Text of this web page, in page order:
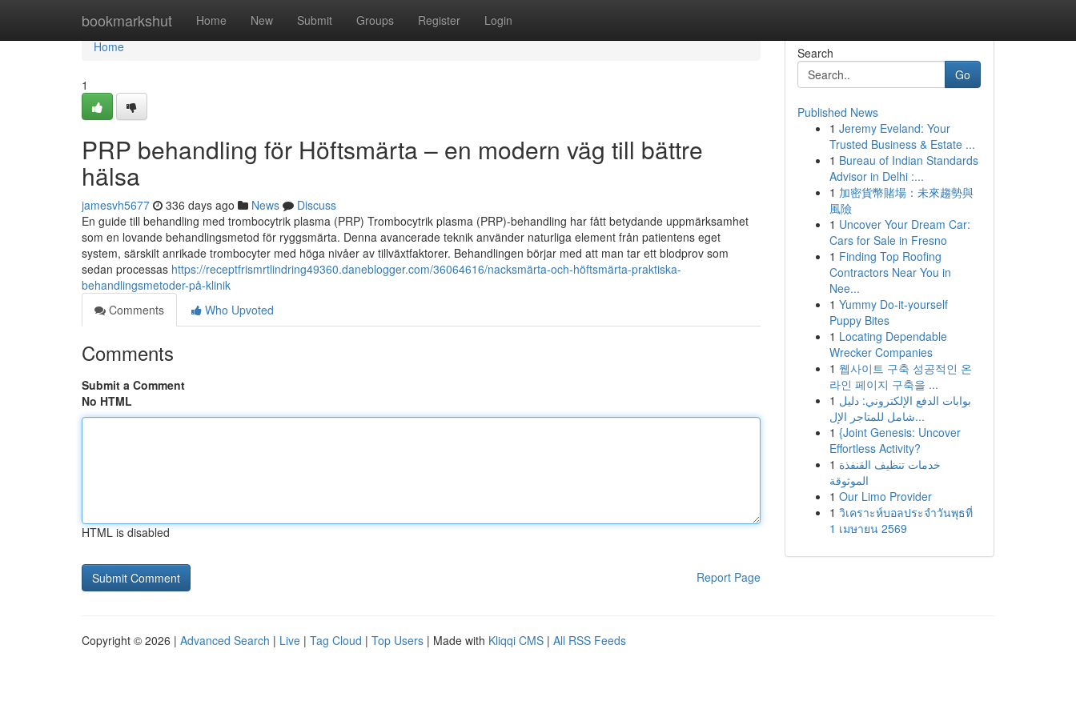
bookmarkshut Home New Submit Groups Register Login
Home
Home
1
PRP behandling för Höftsmärta – en modern väg till bättre
hälsa
jamesvh5677 336 days ago News
Discuss
En guide till behandling med trombocytrik plasma (PRP) Trombocytrik plasma (PRP)-behandling har fått betydande uppmärksamhet
som en lovande behandlingsmetod för ryggsmärta. Denna avancerade teknik använder naturliga element från patientens eget
system, särskilt anrikade trombocyter med höga nivåer av tillväxtfaktorer. Behandlingen börjar med att man tar ett blodprov som
sedan processas https://receptfrismrtlindring49360.daneblogger.com/36064616/nacksmärta-och-höftsmärta-praktiska-
behandlingsmetoder-på-klinik
Comments
Who Upvoted
Comments
Submit a Comment
No HTML
HTML is disabled
Report Page
Search
Go
Published News
1 Jeremy Eveland: Your
Trusted Business & Estate ...
1 Bureau of Indian Standards
Advisor in Delhi :...
1 加密貨幣賭場：未來趨勢與
風險
1 Uncover Your Dream Car:
Cars for Sale in Fresno
1 Finding Top Roofing
Contractors Near You in
Nee...
1 Yummy Do-it-yourself
Puppy Bites
1 Locating Dependable
Wrecker Companies
1 웹사이트 구축 성공적인 온
라인 페이지 구축을 ...
1 بوابات الدفع الإلكتروني: دليل
شامل للمتاجر الإل...
1 {Joint Genesis: Uncover
Effortless Activity?
1 خدمات تنظيف القنفذة
الموثوقة
1 Our Limo Provider
1 วิเคราะห์บอลประจำวันพุธที่
1 เมษายน 2569
Copyright © 2026 | Advanced Search | Live | Tag Cloud | Top Users | Made with Kliqqi CMS | All RSS Feeds